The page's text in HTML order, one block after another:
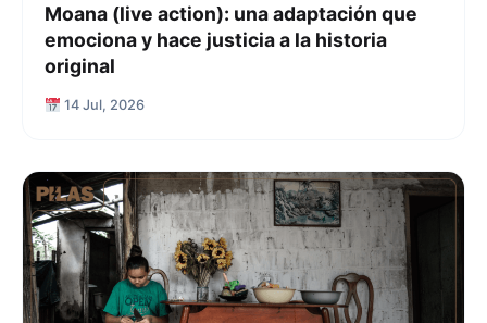
Moana (live action): una adaptación que
emociona y hace justicia a la historia
original
14 Jul, 2026